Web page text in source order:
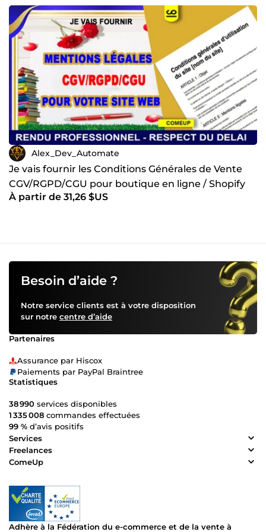
Alex_Dev_Automate
Je vais fournir les Conditions Générales de Vente
CGV/RGPD/CGU pour boutique en ligne / Shopify
À partir de 31,26 $US
Besoin d’aide ?
Notre service clients est à votre disposition
sur notre centre d’aide
Partenaires
Assurance par Hiscox
Paiements par PayPal Braintree
Statistiques
38 990 services disponibles
1 335 008 commandes effectuées
99 % d’avis positifs
Services
Freelances
ComeUp
Adhère à la Fédération du e-commerce et de la vente à